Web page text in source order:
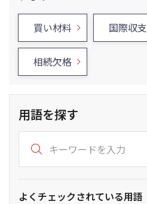
買い材料 国際収支
相続欠格
用語を探す
よくチェックされている用語